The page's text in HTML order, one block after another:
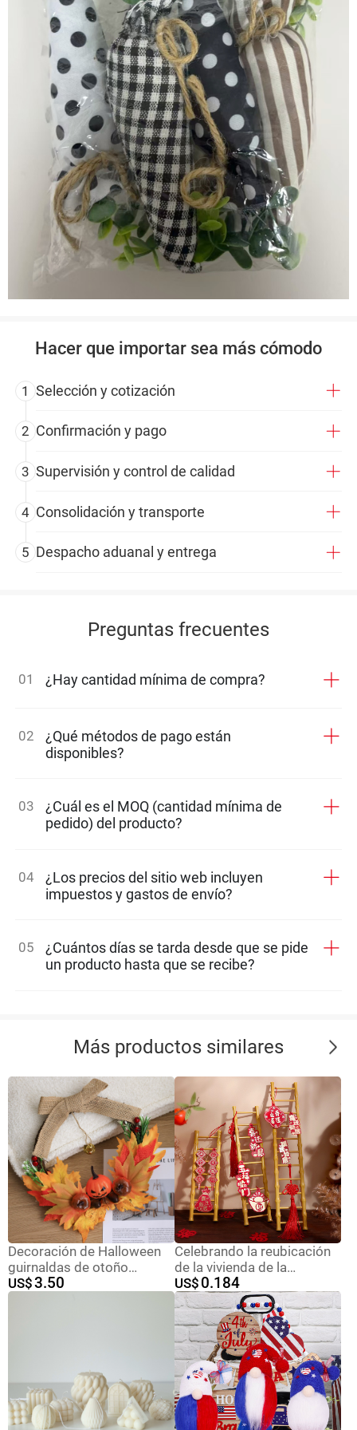
Hacer que importar sea más cómodo
1 Selección y cotización
2 Confirmación y pago
3 Supervisión y control de calidad
4 Consolidación y transporte
5 Despacho aduanal y entrega
Preguntas frecuentes
01 ¿Hay cantidad mínima de compra?
02
¿Qué métodos de pago están
disponibles?
03
¿Cuál es el MOQ (cantidad mínima de
pedido) del producto?
04
¿Los precios del sitio web incluyen
impuestos y gastos de envío?
05
¿Cuántos días se tarda desde que se pide
un producto hasta que se recibe?
Más productos similares
Decoración de Halloween
guirnaldas de otoño
guirnaldas de arce
US$3.50
Celebrando la reubicación
de la vivienda de la
simulación de la escalera
de la nueva casa regalos en
el diseño de decoración
US$ 0.184